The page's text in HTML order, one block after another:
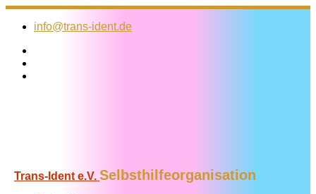
Zum
Inhalt
info@trans-ident.de
Trans-Ident e.V. Selbsthilfeorganisation